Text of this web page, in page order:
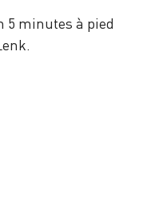
5 minutes à pied